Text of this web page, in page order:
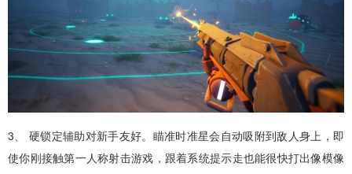
3、 硬锁定辅助对新手友好。瞄准时准星会自动吸附到敌人身上，即
使你刚接触第一人称射击游戏，跟着系统提示走也能很快打出像模像